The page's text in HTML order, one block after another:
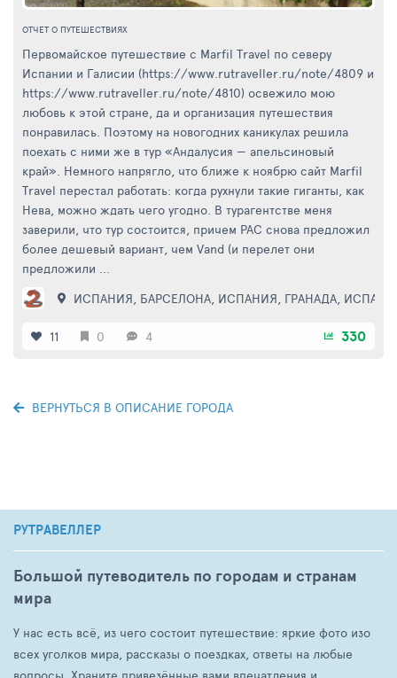
ОТЧЕТ О ПУТЕШЕСТВИЯХ
Первомайское путешествие с Marfil Travel по северу
Испании и Галисии (https://www.rutraveller.ru/note/4809 и
https://www.rutraveller.ru/note/4810) освежило мою
любовь к этой стране, да и организация путешествия
понравилась. Поэтому на новогодних каникулах решила
поехать с ними же в тур «Андалусия — апельсиновый
край». Немного напрягло, что ближе к ноябрю сайт Marfil
Travel перестал работать: когда рухнули такие гиганты, как
Нева, можно ждать чего угодно. В турагентстве меня
заверили, что тур состоится, причем PAC снова предложил
более дешевый вариант, чем Vand (и перелет они
предложили ...
ИСПАНИЯ, БАРСЕЛОНА, ИСПАНИЯ, ГРАНАДА,
11 0 4 330
ВЕРНУТЬСЯ В ОПИСАНИЕ ГОРОДА
РУТРАВЕЛЛЕР
Большой путеводитель по городам и странам
мира
У нас есть всё, из чего состоит путешествие: яркие фото изо
всех уголков мира, рассказы о поездках, ответы на любые